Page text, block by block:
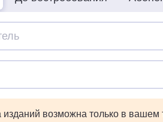
изданий возможна только в вашем